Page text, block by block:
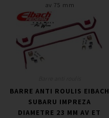
av 75 mm
BARRE ANTI ROULIS EIBACH
SUBARU IMPREZA
DIAMETRE 23 MM AV ET